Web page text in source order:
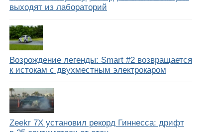
выходят из лабораторий
Возрождение легенды: Smart #2 возвращается
к истокам с двухместным электрокаром
Zeekr 7X установил рекорд Гиннесса: дрифт